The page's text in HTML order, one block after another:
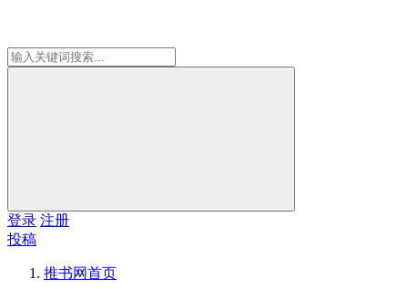
登录 注册
投稿
推书网首页